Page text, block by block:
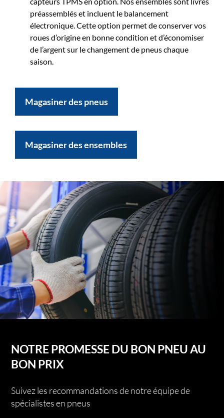
préassemblés et incluent le balancement
électronique. Cette option permet de conserver vos
roues d’origine en bonne condition et d’économiser
de l’argent sur le changement de pneus chaque
saison.
Magasiner des pneus
Magasiner des ensembles
NOTRE PROMESSE DU BON PNEU AU
BON PRIX
Suivez les recommandations de notre équipe de
spécialistes en pneus